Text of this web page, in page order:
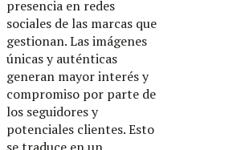
presencia en redes
sociales de las marcas que
gestionan. Las imágenes
únicas y auténticas
generan mayor interés y
compromiso por parte de
los seguidores y
potenciales clientes. Esto